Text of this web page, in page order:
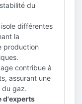
du
différentes
la
production
contribue à
assurant une
gaz.
d'experts